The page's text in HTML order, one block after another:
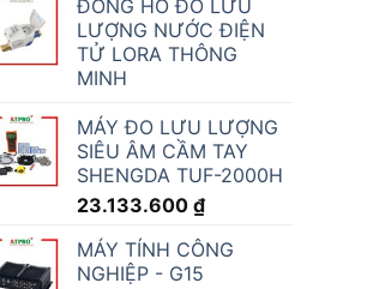
ĐỒNG HỒ ĐO LƯU
LƯỢNG NƯỚC ĐIỆN
TỬ LORA THÔNG
MINH
MÁY ĐO LƯU LƯỢNG
SIÊU ÂM CẦM TAY
SHENGDA TUF-2000H
23.133.600 ₫
MÁY TÍNH CÔNG
NGHIỆP - G15